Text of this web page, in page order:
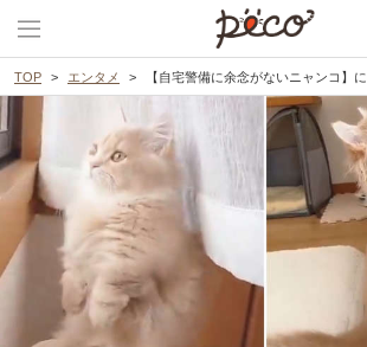
TOP エンタメ 【自宅警備に余念がないニャンコ】にょいーんと伸びた背筋